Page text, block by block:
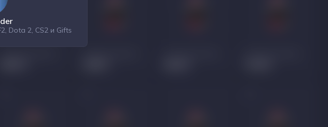
Dota 2, CS2 и Gifts